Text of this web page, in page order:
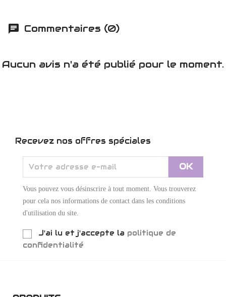
Commentaires (0)
Aucun avis n'a été publié pour le moment.
Recevez nos offres spéciales
Vous pouvez vous désinscrire à tout moment. Vous trouverez
pour cela nos informations de contact dans les conditions
d'utilisation du site.
J'ai lu et j'accepte la politique de
confidentialité